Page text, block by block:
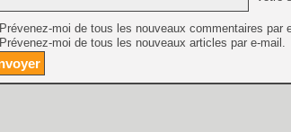
Prévenez-moi de tous les nouveaux commentaires par
Prévenez-moi de tous les nouveaux articles par e-mail.